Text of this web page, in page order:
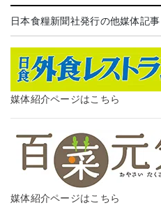
日本食糧新聞社発行の他媒体記事
媒体紹介ページはこちら
媒体紹介ページはこちら